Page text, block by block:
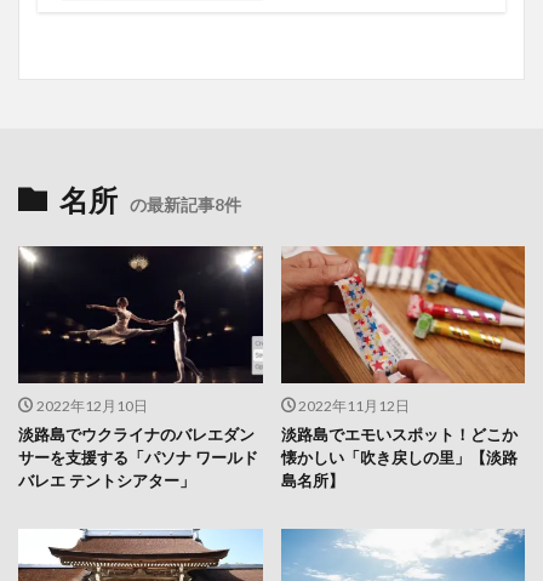
名所 の最新記事8件
2022年12月10日
淡路島でウクライナのバレエダン
サーを支援する「パソナ ワールド
バレエ テントシアター」
2022年11月12日
淡路島でエモいスポット！どこか
懐かしい「吹き戻しの里」【淡路
島名所】